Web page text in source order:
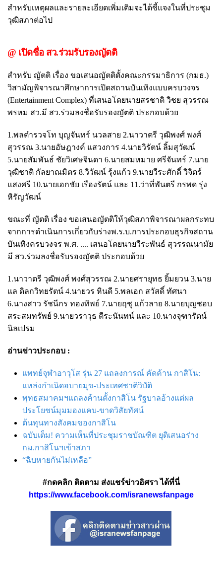
สำหรับเหตุผลและรายละเอียดเพิ่มเติมจะได้ชี้แจงในที่ประชุม
วุฒิสภาต่อไป
@ เปิดชื่อ สว.ร่วมรับรองญัตติ
สำหรับ ญัตติ เรื่อง ขอเสนอญัตติตั้งคณะกรรมาธิการ (กมธ.)
วิสามัญพิจารณาศึกษาการเปิดสถานบันเทิงแบบครบวงจร
(Entertainment Complex) ที่เสนอโดยนายสรชาติ วิชย สุวรรณ
พรหม สว.มี สว.ร่วมลงชื่อรับรองญัตติ ประกอบด้วย
1.พลตำรวจโท บุญจันทร์ นวลสาย 2.นาวาตรี วุฒิพงศ์ พงศ์
สุวรรณ 3.นายอัษฎางค์ แสวงการ 4.นายวิรัตน์ ลิ้มสุวัฒน์
5.นายสัมพันธ์ ชัยวิเศษจินดา 6.นายสมหมาย ศรีจันทร์ 7.นาย
วุฒิชาติ กัลยาณมิตร 8.วิวัฒน์ รุ้งแก้ว 9.นายวีระศักดิ์ วิจิตร์
แสงศรี 10.นายเอกชัย เรืองรัตน์ และ 11.ว่าที่พันตรี กรพด รุ่ง
หิรัญวัฒน์
ขณะที่ ญัตติ เรื่อง ขอเสนอญัตติให้วุฒิสภาพิจารณาผลกระทบ
จากการดำเนินการเกี่ยวกับร่างพ.ร.บ.การประกอบธุรกิจสถาน
บันเทิงครบวงจร พ.ศ. .... เสนอโดยนายวีระพันธ์ สุวรรณนามัย
มี สว.ร่วมลงชื่อรับรองญัตติ ประกอบด้วย
1.นาวาตรี วุฒิพงศ์ พงศ์สุวรรณ 2.นายศรายุทธ ยิ้มยวน 3.นาย
แล ดิลกวิทยรัตน์ 4.นายวร หินดี 5.พลเอก สวัสดิ์ ทัศนา
6.นางสาว รัชนีกร ทองทิพย์ 7.นายฤชุ แก้วลาย 8.นายบุญชอบ
สระสมทรัพย์ 9.นายวราวุธ ตีระนันทน์ และ 10.นางจุฑารัตน์
นิลเปรม
อ่านข่าวประกอบ :
แพทย์จุฬาอาวุโส รุ่น 27 แถลงการณ์ คัดค้าน กาสิโน:
แหล่งกำเนิดอบายมุข-ประเทศชาติวิบัติ
พุทธสมาคมฯแถลงค้านตั้งกาสิโน รัฐบาลอ้างแต่ผล
ประโยชน์มุมมองแคบ-ขาดวิสัยทัศน์
ต้นทุนทางสังคมของกาสิโน
ฉบับเต็ม! ความเห็นที่ประชุมราชบัณฑิต ยุติเสนอร่าง
กม.กาสิโนฯเข้าสภา
“ฉิบหายกันไม่เหลือ”
#กดคลิก ติดตาม ส่งแชร์ข่าวอิศรา ได้ที่นี่
https://www.facebook.com/isranewsfanpage